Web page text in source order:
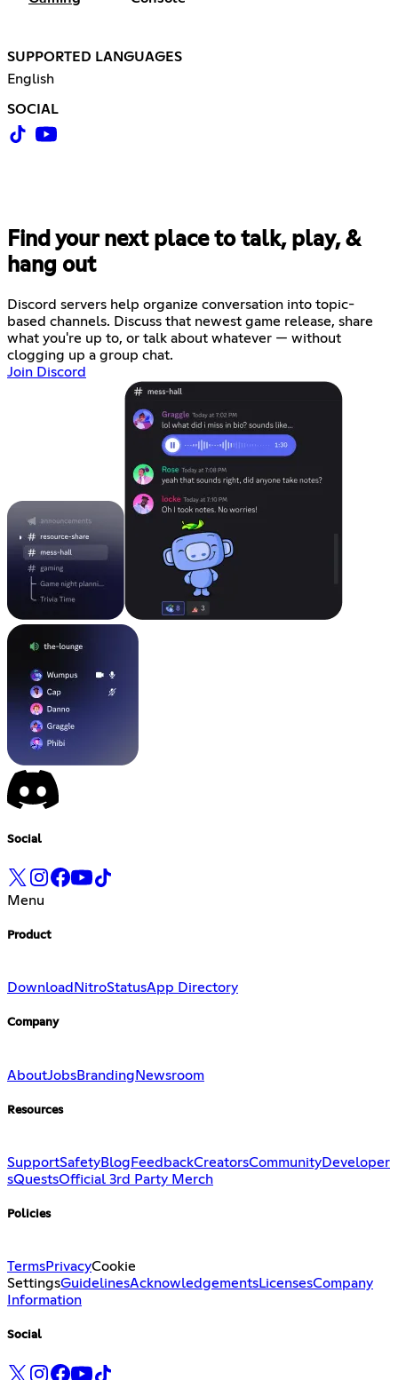
SUPPORTED LANGUAGES
English
SOCIAL
Find your next place to talk, play, &
hang out
Discord servers help organize conversation into topic-
based channels. Discuss that newest game release, share
what you're up to, or talk about whatever — without
clogging up a group chat.
Join Discord
Social
Menu
Product
Download NitroStatusApp Directory
Company
AboutJobsBrandingNewsroom
Resources
SupportSafetyBlog FeedbackCreatorsCommunityDeveloper
sQuestsOfficial 3rd Party Merch
Policies
TermsPrivacyCookie
SettingsGuidelinesAcknowledgementsLicensesCompany
Information
Social